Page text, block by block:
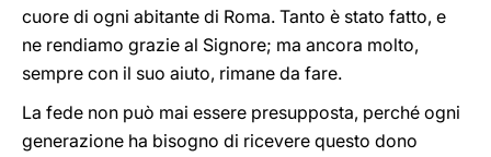
cuore di ogni abitante di Roma. Tanto è stato fatto, e
ne rendiamo grazie al Signore; ma ancora molto,
sempre con il suo aiuto, rimane da fare.
La fede non può mai essere presupposta, perché ogni
generazione ha bisogno di ricevere questo dono